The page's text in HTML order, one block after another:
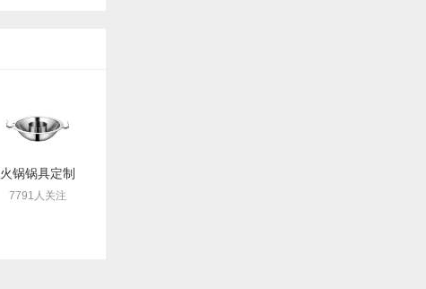
火锅锅具定制
7791人关注